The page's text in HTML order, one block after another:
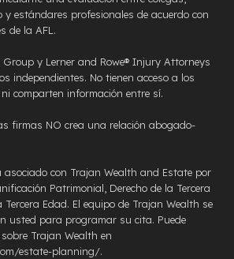
y estándares profesionales de acuerdo con
de la AFL.
Group y Lerner and Rowe® Injury Attorneys
independientes. No tienen acceso a los
comparten información entre sí.
firmas NO crea una relación abogado-
asociado con Trajan Wealth and Estate por
Patrimonial, Derecho de la Tercera
Edad. El equipo de Trajan Wealth se
usted para programar su cita. Puede
Trajan Wealth en
estate-planning/.